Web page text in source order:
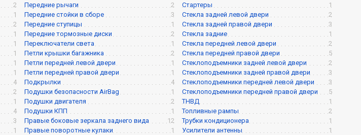
2
1
2
1
1
1
1
1
4
2
1
4
3
1
Передние рычаги
2
Передние стойки в сборе
3
Передние ступицы
1
Передние тормозные диски
2
Переключатели света
1
Петли крышки багажника
2
Петли передней левой двери
1
Петли передней правой двери
1
Подкрылки
4
Подушки безопасности AirBag
1
Подушки двигателя
2
Подушки КПП
1
Правые боковые зеркала заднего вида
12
Правые поворотные кулаки
1
Стартеры
1
Стекла задней левой двери
2
Стекла задней правой двери
3
Стекла задние
1
Стекла передней левой двери
2
Стекла передней правой двери
5
Стеклоподъемники задней левой двери
2
Стеклоподъемники задней правой двери
3
Стеклоподъемники передней левой двери
3
Стеклоподъемники передней правой двери
5
ТНВД
1
Топливные рампы
2
Трубки кондиционера
1
Усилители антенны
1